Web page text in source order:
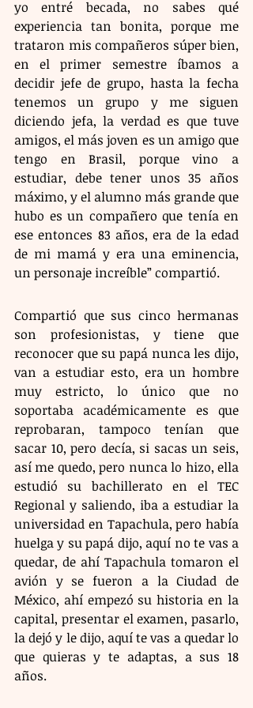
yo entré becada, no sabes qué
experiencia tan bonita, porque me
trataron mis compañeros súper bien,
en el primer semestre íbamos a
decidir jefe de grupo, hasta la fecha
tenemos un grupo y me siguen
diciendo jefa, la verdad es que tuve
amigos, el más joven es un amigo que
tengo en Brasil, porque vino a
estudiar, debe tener unos 35 años
máximo, y el alumno más grande que
hubo es un compañero que tenía en
ese entonces 83 años, era de la edad
de mi mamá y era una eminencia,
un personaje increíble” compartió.
Compartió que sus cinco hermanas
son profesionistas, y tiene que
reconocer que su papá nunca les dijo,
van a estudiar esto, era un hombre
muy estricto, lo único que no
soportaba académicamente es que
reprobaran, tampoco tenían que
sacar 10, pero decía, si sacas un seis,
así me quedo, pero nunca lo hizo, ella
estudió su bachillerato en el TEC
Regional y saliendo, iba a estudiar la
universidad en Tapachula, pero había
huelga y su papá dijo, aquí no te vas a
quedar, de ahí Tapachula tomaron el
avión y se fueron a la Ciudad de
México, ahí empezó su historia en la
capital, presentar el examen, pasarlo,
la dejó y le dijo, aquí te vas a quedar lo
que quieras y te adaptas, a sus 18
años.